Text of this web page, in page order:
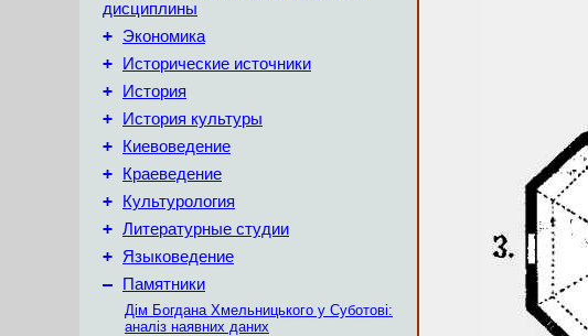
дисциплины
+ Экономика
+ Исторические источники
+ История
+ История культуры
+ Киевоведение
+ Краеведение
+ Культурология
+ Литературные студии
+ Языковедение
– Памятники
Дім Богдана Хмельницького у Суботові:
аналіз наявних даних